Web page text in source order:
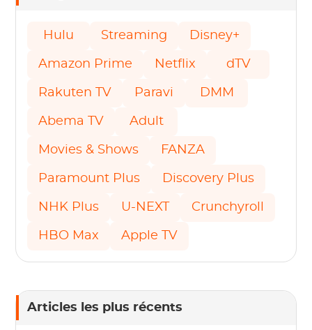
Hulu Streaming Disney+
Amazon Prime Netflix dTV
Rakuten TV Paravi DMM
Abema TV Adult
Movies & Shows FANZA
Paramount Plus Discovery Plus
NHK Plus U-NEXT Crunchyroll
HBO Max Apple TV
Articles les plus récents